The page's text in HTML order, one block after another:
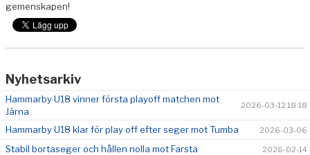
gemenskapen!
Nyhetsarkiv
Hammarby U18 vinner första playoff matchen mot
Järna
2026-03-12 18:18
Hammarby U18 klar för play off efter seger mot Tumba 2026-03-06
Stabil bortaseger och hållen nolla mot Farsta 2026-02-14